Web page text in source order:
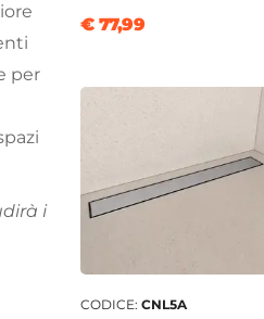
per
i
€ 77,99
CODICE: CNL5A